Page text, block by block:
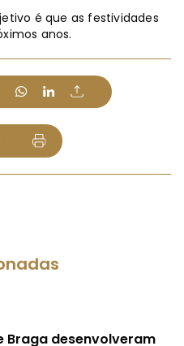
é que as festividades
anos.
Braga desenvolveram